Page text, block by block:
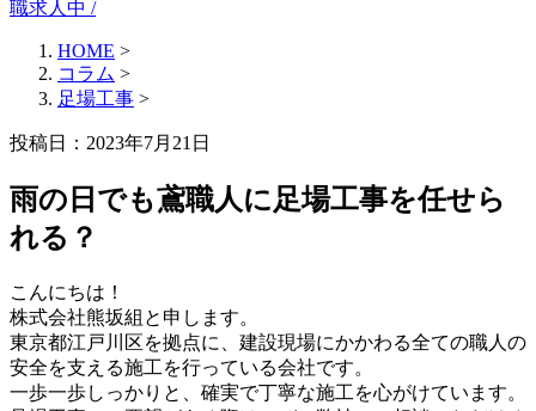
HOME >
コラム >
足場工事 >
投稿日：2023年7月21日
雨の日でも鳶職人に足場工事を任せら
れる？
こんにちは！
株式会社熊坂組と申します。
東京都江戸川区を拠点に、建設現場にかかわる全ての職人の
安全を支える施工を行っている会社です。
一歩一歩しっかりと、確実で丁寧な施工を心がけています。